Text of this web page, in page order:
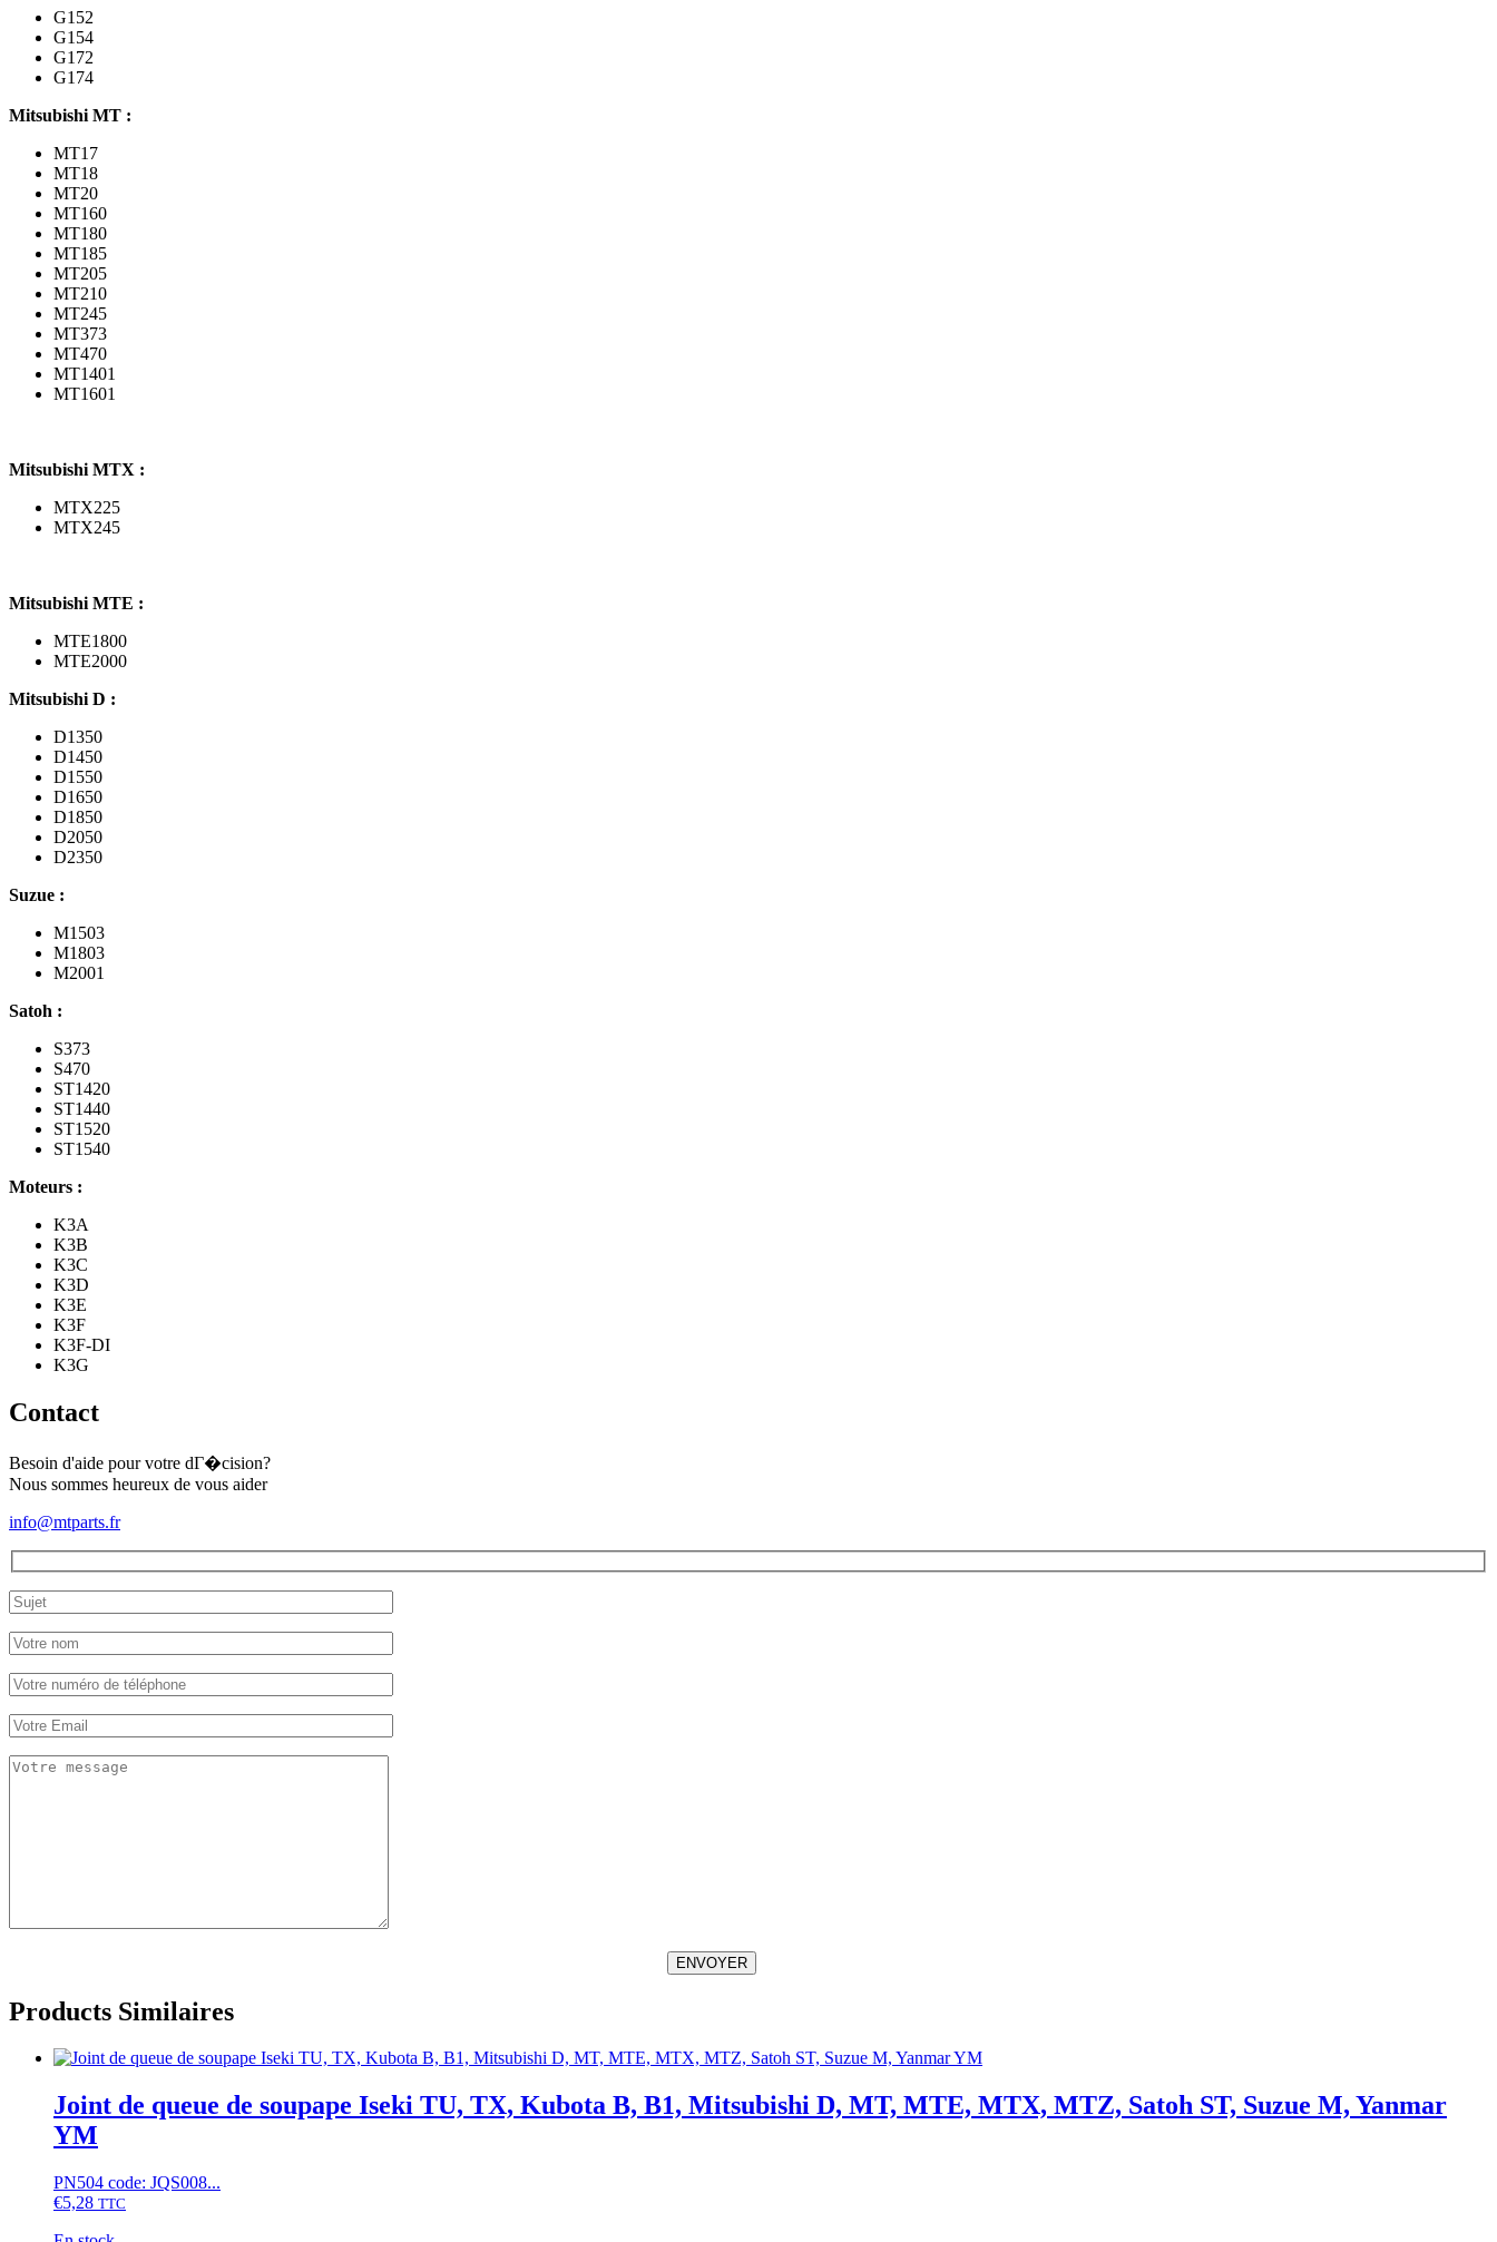
G152
G154
G172
G174
Mitsubishi MT :
MT17
MT18
MT20
MT160
MT180
MT185
MT205
MT210
MT245
MT373
MT470
MT1401
MT1601
Mitsubishi MTX :
MTX225
MTX245
Mitsubishi MTE :
MTE1800
MTE2000
Mitsubishi D :
D1350
D1450
D1550
D1650
D1850
D2050
D2350
Suzue :
M1503
M1803
M2001
Satoh :
S373
S470
ST1420
ST1440
ST1520
ST1540
Moteurs :
K3A
K3B
K3C
K3D
K3E
K3F
K3F-DI
K3G
Contact
Besoin d'aide pour votre dГ�cision?
Nous sommes heureux de vous aider
info@mtparts.fr
ENVOYER
Products Similaires
Joint de queue de soupape Iseki TU, TX, Kubota B, B1, Mitsubishi D, MT, MTE, MTX, MTZ, Satoh ST, Suzue M, Yanmar
YM
PN504 code: JQS008...
€5,28 TTC